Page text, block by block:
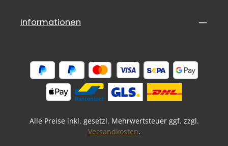
Informationen
Alle Preise inkl. gesetzl. Mehrwertsteuer ggf. zzgl.
Versandkosten.